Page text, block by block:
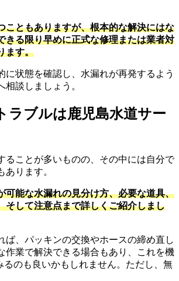
こともありますが、根本的な解決にはな
きる限り早めに正式な修理または業者対
ます。
に状態を確認し、水漏れが再発するよう
相談しましょう。
ラブルは鹿児島水道サー
ることが多いものの、その中には自分で
あります。
可能な水漏れの見分け方、必要な道具、
そして注意点まで詳しくご紹介しまし
ば、パッキンの交換やホースの締め直し
作業で解決できる場合もあり、これを機
るのも良いかもしれません。ただし、無